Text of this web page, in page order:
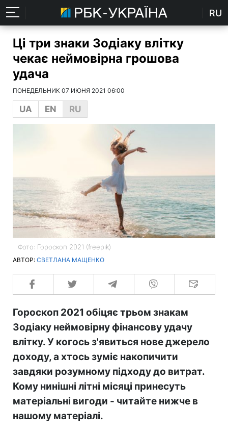
RU
Ці три знаки Зодіаку влітку
чекає неймовірна грошова
удача
ПОНЕДЕЛЬНИК 07 ИЮНЯ 2021 06:00
UA EN RU
Фото: Гороскоп 2021 (freepik)
АВТОР: СВЕТЛАНА МАЩЕНКО
Гороскоп 2021 обіцяє трьом знакам
Зодіаку неймовірну фінансову удачу
влітку. У когось з'явиться нове джерело
доходу, а хтось зуміє накопичити
завдяки розумному підходу до витрат.
Кому нинішні літні місяці принесуть
матеріальні вигоди - читайте нижче в
нашому матеріалі.